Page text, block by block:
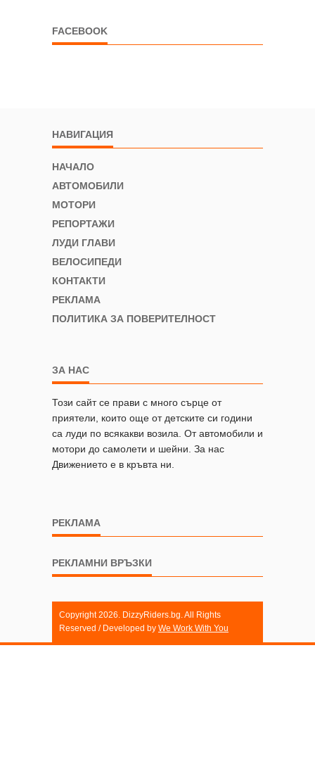
FACEBOOK
НАВИГАЦИЯ
НАЧАЛО
АВТОМОБИЛИ
МОТОРИ
РЕПОРТАЖИ
ЛУДИ ГЛАВИ
ВЕЛОСИПЕДИ
КОНТАКТИ
РЕКЛАМА
ПОЛИТИКА ЗА ПОВЕРИТЕЛНОСТ
ЗА НАС
Този сайт се прави с много сърце от
приятели, които още от детските си години
са луди по всякакви возила. От автомобили и
мотори до самолети и шейни. За нас
Движението е в кръвта ни.
РЕКЛАМА
РЕКЛАМНИ ВРЪЗКИ
Copyright 2026. DizzyRiders.bg. All Rights
Reserved / Developed by We Work With You